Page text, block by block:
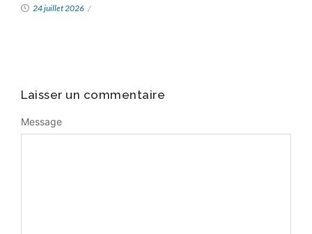
24 juillet 2026 /
Laisser un commentaire
Message